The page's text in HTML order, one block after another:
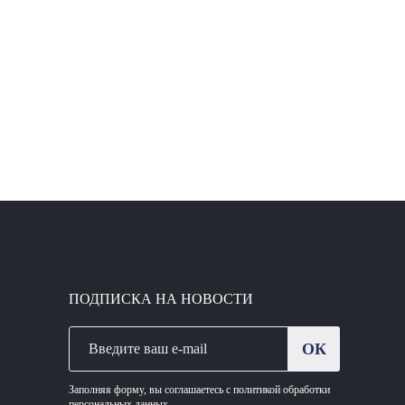
ПОДПИСКА НА НОВОСТИ
ОК
Заполняя форму, вы соглашаетесь с политикой обработки